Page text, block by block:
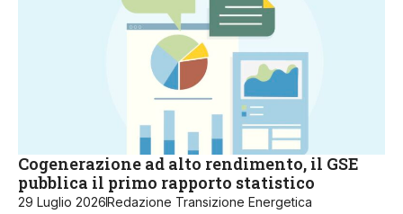
Cogenerazione ad alto rendimento, il GSE
pubblica il primo rapporto statistico
29 Luglio 2026Redazione Transizione Energetica